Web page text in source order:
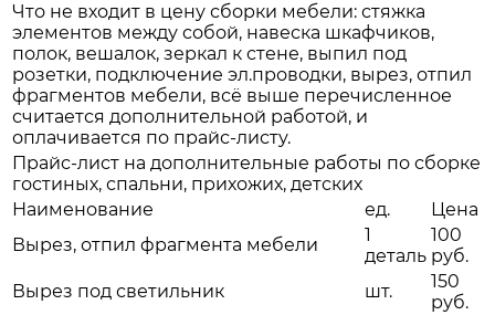
Что не входит в цену сборки мебели: стяжка
элементов между собой, навеска шкафчиков,
полок, вешалок, зеркал к стене, выпил под
розетки, подключение эл.проводки, вырез, отпил
фрагментов мебели, всё выше перечисленное
считается дополнительной работой, и
оплачивается по прайс-листу.
Прайс-лист на дополнительные работы по сборке
гостиных, спальни, прихожих, детских
Наименование
ед.
Цена
Вырез, отпил фрагмента мебели
1
деталь
100
руб.
Вырез под светильник
шт.
150
руб.